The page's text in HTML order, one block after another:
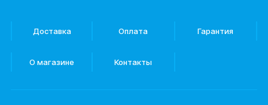
Доставка Оплата Гарантия
О магазине Контакты